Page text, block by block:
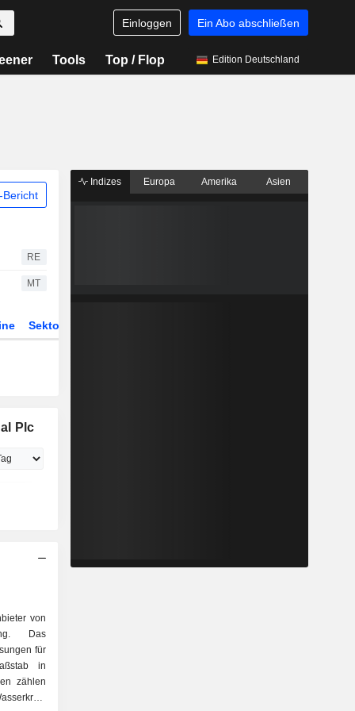
Einloggen Ein Abo abschließen
Tools Top / Flop Edition Deutschland
Bericht
RE
MT
Sektor
Plc
von
Das
für
in
zählen
Indizes Europa Amerika Asien